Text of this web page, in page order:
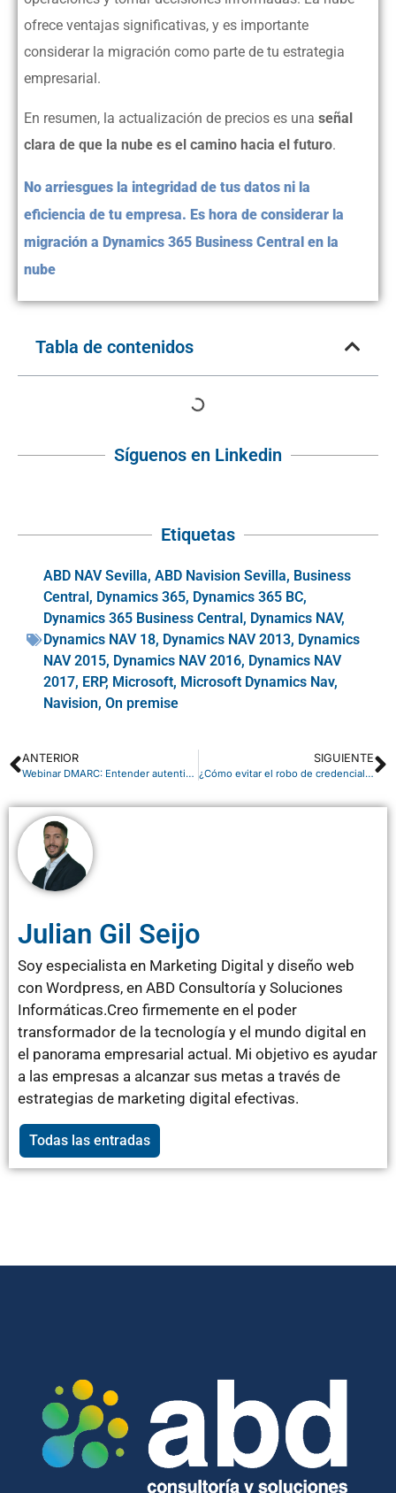
ofrece ventajas significativas, y es importante
considerar la migración como parte de tu estrategia
empresarial.
En resumen, la actualización de precios es una señal
clara de que la nube es el camino hacia el futuro.
No arriesgues la integridad de tus datos ni la
eficiencia de tu empresa. Es hora de considerar la
migración a Dynamics 365 Business Central en la
nube
Tabla de contenidos
Síguenos en Linkedin
Etiquetas
ABD NAV Sevilla, ABD Navision Sevilla, Business
Central, Dynamics 365, Dynamics 365 BC,
Dynamics 365 Business Central, Dynamics NAV,
Dynamics NAV 18, Dynamics NAV 2013, Dynamics
NAV 2015, Dynamics NAV 2016, Dynamics NAV
2017, ERP, Microsoft, Microsoft Dynamics Nav,
Navision, On premise
ANTERIOR
Webinar DMARC: Entender autenticación de correo electrónico
SIGUIENTE
¿Cómo evitar el robo de credenciales digitales con Microsoft Entra ID?
Julian Gil Seijo
Soy especialista en Marketing Digital y diseño web
con Wordpress, en ABD Consultoría y Soluciones
Informáticas.Creo firmemente en el poder
transformador de la tecnología y el mundo digital en
el panorama empresarial actual. Mi objetivo es ayudar
a las empresas a alcanzar sus metas a través de
estrategias de marketing digital efectivas.
Todas las entradas